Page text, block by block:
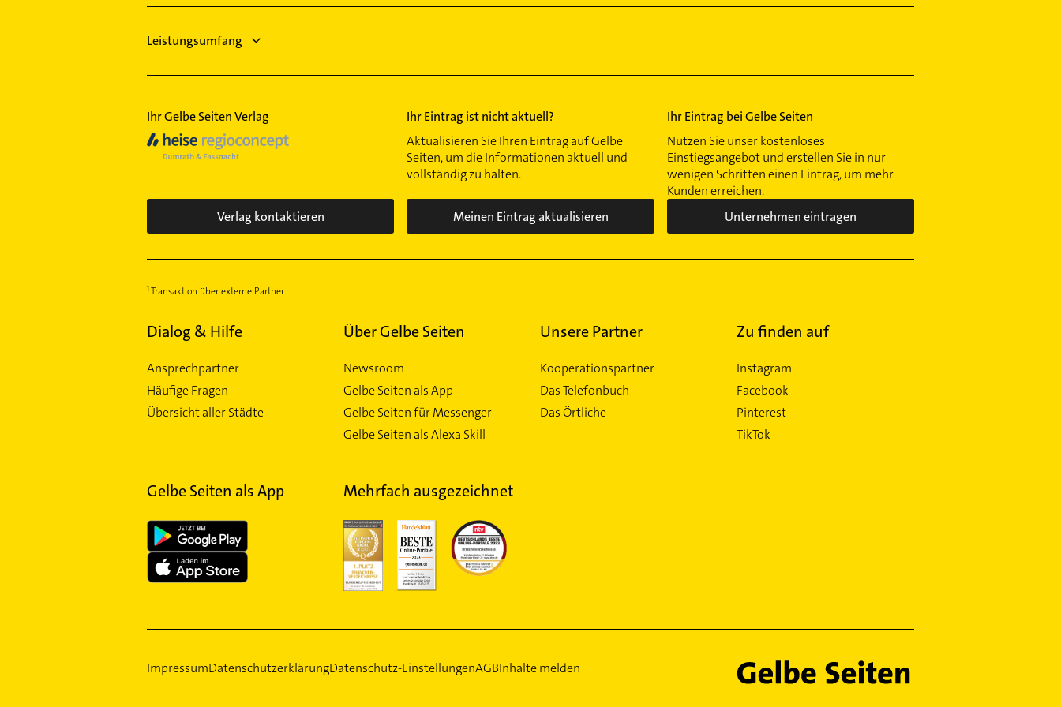
Leistungsumfang
Ihr Gelbe Seiten Verlag
Verlag kontaktieren
Ihr Eintrag ist nicht aktuell?
Aktualisieren Sie Ihren Eintrag auf Gelbe
Seiten, um die Informationen aktuell und
vollständig zu halten.
Meinen Eintrag aktualisieren
Ihr Eintrag bei Gelbe Seiten
Nutzen Sie unser kostenloses
Einstiegsangebot und erstellen Sie in nur
wenigen Schritten einen Eintrag, um mehr
Kunden erreichen.
Unternehmen eintragen
Transaktion über externe Partner
Dialog & Hilfe
Ansprechpartner
Häufige Fragen
Übersicht aller Städte
Über Gelbe Seiten
Newsroom
Gelbe Seiten als App
Gelbe Seiten für Messenger
Gelbe Seiten als Alexa Skill
Unsere Partner
Kooperationspartner
Das Telefonbuch
Das Örtliche
Zu finden auf
Instagram
Facebook
Pinterest
TikTok
Gelbe Seiten als App Mehrfach ausgezeichnet
ImpressumDatenschutzerklärungDatenschutz-EinstellungenAGBInhalte melden